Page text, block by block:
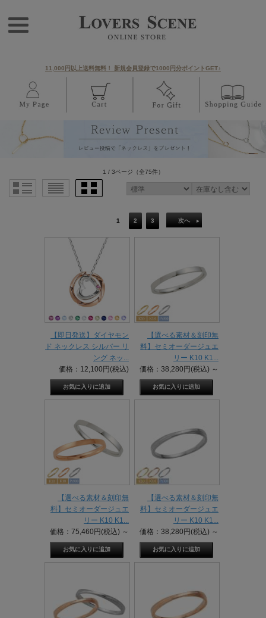
11,000円以上送料無料！ 新規会員登録で1000円分ポイントGET♪
1 / 3ページ （全75件）
1 2 3 次へ
【即日発送】ダイヤモン
ド ネックレス シルバー リ
ング ネッ...
価格：12,100円(税込)
【選べる素材＆刻印無
料】セミオーダージュエ
リー K10 K1...
価格：38,280円(税込) ～
【選べる素材＆刻印無
料】セミオーダージュエ
リー K10 K1...
価格：75,460円(税込) ～
【選べる素材＆刻印無
料】セミオーダージュエ
リー K10 K1...
価格：38,280円(税込) ～